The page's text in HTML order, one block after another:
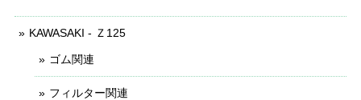
KAWASAKI - Ｚ125
ゴム関連
フィルター関連